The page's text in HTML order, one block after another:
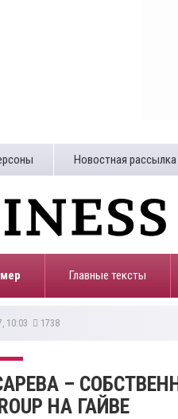
Новостная рассылка
Главные тексты
10:03 1738
–
НА ГАЙВЕ